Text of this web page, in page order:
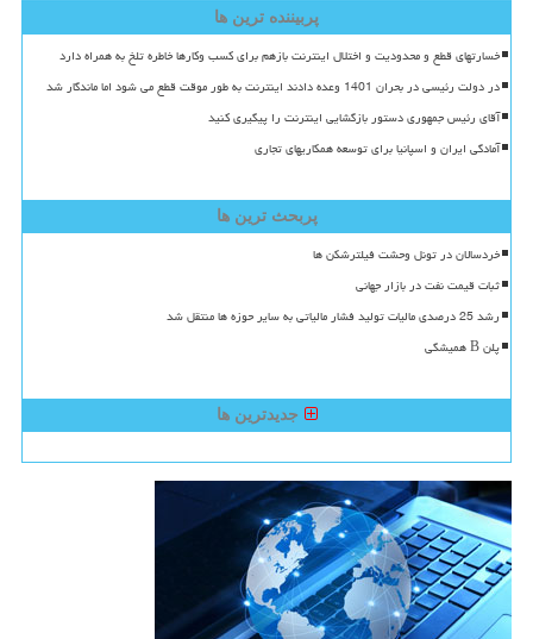
پربیننده ترین ها
خسارتهای قطع و محدودیت و اختلال اینترنت بازهم برای کسب وکارها خاطره تلخ به همراه دارد
در دولت رئیسی در بحران 1401 وعده دادند اینترنت به طور موقت قطع می شود اما ماندگار شد
آقای رئیس جمهوری دستور بازگشایی اینترنت را پیگیری کنید
آمادگی ایران و اسپانیا برای توسعه همکاریهای تجاری
پربحث ترین ها
خردسالان در تونل وحشت فیلترشکن ها
ثبات قیمت نفت در بازار جهانی
رشد 25 درصدی مالیات تولید فشار مالیاتی به سایر حوزه ها منتقل شد
پلن B همیشگی
جدیدترین ها